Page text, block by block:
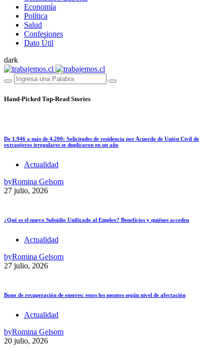
Economía
Política
Salud
Confesiones
Dato Útil
dark
Hand-Picked Top-Read Stories
De 1.946 a más de 4.200: Solicitudes de residencia por Acuerdo de Unión Civil de
extranjeros irregulares se duplicaron en un año
Actualidad
byRomina Gelsom
27 julio, 2026
¿Qué es el nuevo Subsidio Unificado al Empleo? Beneficios y quiénes acceden
Actualidad
byRomina Gelsom
27 julio, 2026
Bono de recuperación de enseres: estos los montos según nivel de afectación
Actualidad
byRomina Gelsom
20 julio, 2026